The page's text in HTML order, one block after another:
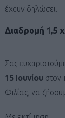
έχουν δηλώσει.
Διαδρομή 1,5
Σας
15 Ιουνίου στον
Φιλίας, να